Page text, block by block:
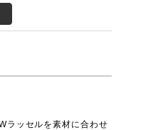
ラッセルを素材に合わせ